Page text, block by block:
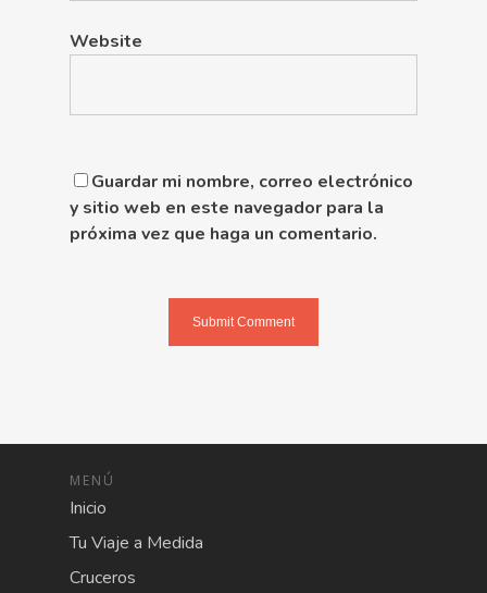
Website
Guardar mi nombre, correo electrónico
y sitio web en este navegador para la
próxima vez que haga un comentario.
MENÚ
Inicio
Tu Viaje a Medida
Cruceros